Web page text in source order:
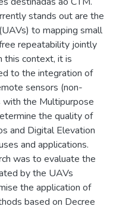
stands out are the
to mapping small
repeatability jointly
this context, it is
to the integration of
sensors (non-
with the Multipurpose
the quality of
and Digital Elevation
and applications.
was to evaluate the
by the UAVs
the application of
based on Decree